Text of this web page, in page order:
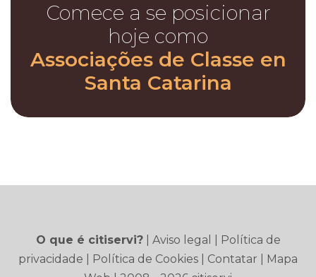
Comece a se posicionar
hoje como
Associações de Classe en
Santa Catarina
O que é citiservi?| Aviso legal
Política de
privacidade
Política de Cookies Contatar
Mapa